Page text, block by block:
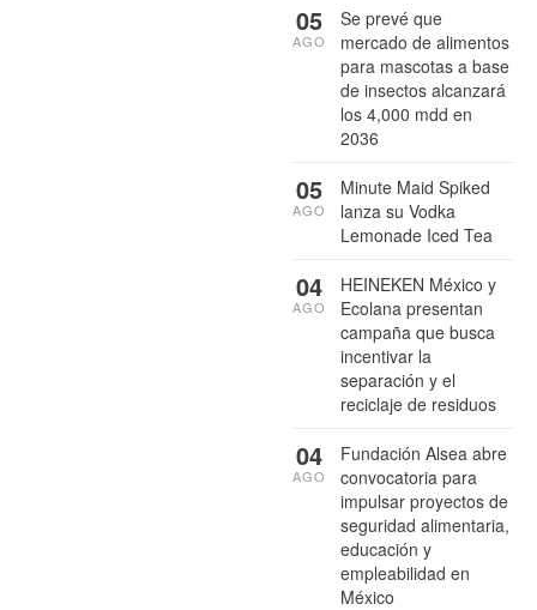
Se prevé que
mercado de alimentos
para mascotas a base
de insectos alcanzará
los 4,000 mdd en
2036
05
AGO
Minute Maid Spiked
lanza su Vodka
Lemonade Iced Tea
05
AGO
HEINEKEN México y
Ecolana presentan
campaña que busca
incentivar la
separación y el
reciclaje de residuos
04
AGO
Fundación Alsea abre
convocatoria para
impulsar proyectos de
seguridad alimentaria,
educación y
empleabilidad en
México
04
AGO